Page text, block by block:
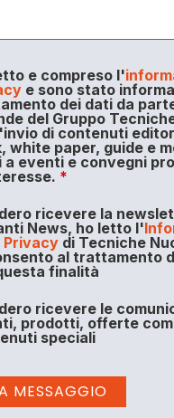
e compreso l'
e sono stato
dei dati da
del Gruppo
di contenuti
white paper, guide e
a eventi e convegni
*
ricevere la
News, ho letto l'
Privacydi Tecniche
al trattamento
finalità
ricevere le
prodotti, offerte
speciali